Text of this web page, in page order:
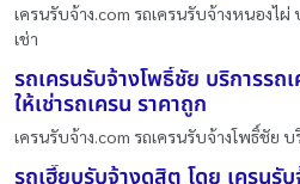
เครนรับจ้าง.com รถเครนรับจ้างหนองไผ่
เช่า
รถเครนรับจ้างโพธิ์ชัย บริการรถ
ให้เช่ารถเครน ราคาถูก
เครนรับจ้าง.com รถเครนรับจ้างโพธิ์ชัย บ